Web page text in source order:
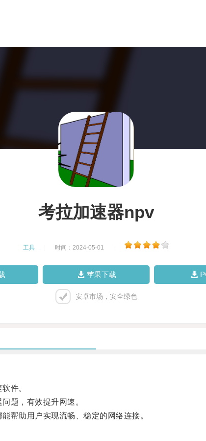
考拉加速器npv
工具 时间：2024-05-01
苹果下载
安卓市场，安全绿色
件。
题，有效提升网速。
助用户实现流畅、稳定的网络连接。